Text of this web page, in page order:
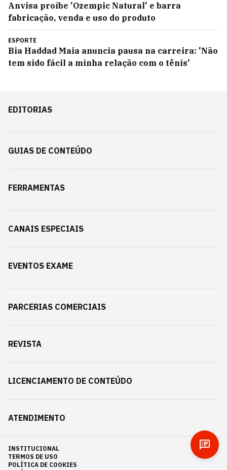
Anvisa proíbe 'Ozempic Natural' e barra
fabricação, venda e uso do produto
ESPORTE
Bia Haddad Maia anuncia pausa na carreira: 'Não
tem sido fácil a minha relação com o tênis'
EDITORIAS
GUIAS DE CONTEÚDO
FERRAMENTAS
CANAIS ESPECIAIS
EVENTOS EXAME
PARCERIAS COMERCIAIS
REVISTA
LICENCIAMENTO DE CONTEÚDO
ATENDIMENTO
INSTITUCIONAL
TERMOS DE USO
POLÍTICA DE COOKIES